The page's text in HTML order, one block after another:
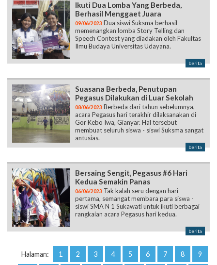
Ikuti Dua Lomba Yang Berbeda,
Berhasil Menggaet Juara
09/06/2023 Dua siswi Suksma berhasil
memenangkan lomba Story Telling dan
Speech Contest yang diadakan oleh Fakultas
Ilmu Budaya Universitas Udayana.
berita
Suasana Berbeda, Penutupan
Pegasus Dilakukan di Luar Sekolah
08/06/2023 Berbeda dari tahun sebelumnya,
acara Pegasus hari terakhir dilaksanakan di
Gor Kebo Iwa, Gianyar. Hal tersebut
membuat seluruh siswa - siswi Suksma sangat
antusias.
berita
Bersaing Sengit, Pegasus #6 Hari
Kedua Semakin Panas
06/06/2023 Tak kalah seru dengan hari
pertama, semangat membara para siswa -
siswi SMA N 1 Sukawati untuk ikuti berbagai
rangkaian acara Pegasus hari kedua.
berita
Halaman: 1 2 3 4 5 6 7 8 9